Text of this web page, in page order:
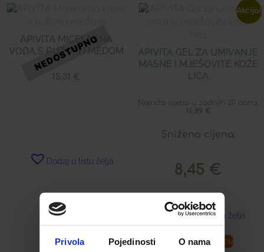
Privola Pojedinosti O nama
APIVITA MICELARNA
VODA S RUŽOM I MEDOM
15,31 €
Dodaj u listu želja
Pročitaj više
Akcija!
APIVITA GEL ZA UMIVANJE
MASNE I MJEŠOVITE KOŽE
LICA
Najniža cijena u zadnjih 30 dana:
16,89 €
Snižena cijena:
8,45 €
Dodaj u listu želja
Dodaj u košaricu